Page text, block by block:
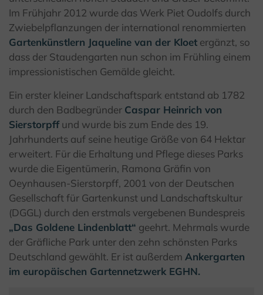
Im Frühjahr 2012 wurde das Werk Piet Oudolfs durch
Zwiebelpflanzungen der international renommierten
Gartenkünstlern Jaqueline van der Kloet ergänzt, so
dass der Staudengarten nun schon im Frühling einem
impressionistischen Gemälde gleicht.
Ein erster kleiner Landschaftspark entstand ab 1782
durch den Badbegründer Caspar Heinrich von
Sierstorpffund wurde bis zum Ende des 19.
Jahrhunderts auf seine heutige Größe von 64 Hektar
erweitert. Für die Erhaltung und Pflege dieses Parks
wurde die Eigentümerin, Ramona Gräfin von
Oeynhausen-Sierstorpff, 2001 von der Deutschen
Gesellschaft für Gartenkunst und Landschaftskultur
(DGGL) durch den erstmals vergebenen Bundespreis
„Das Goldene Lindenblatt“ geehrt. Mehrmals wurde
der Gräfliche Park unter den zehn schönsten Parks
Deutschland gewählt. Er ist außerdem Ankergarten
im europäischen Gartennetzwerk EGHN.